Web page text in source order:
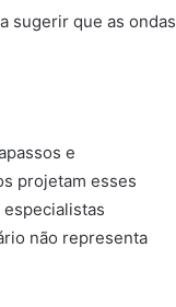
sugerir que as ondas
e
projetam esses
não representa